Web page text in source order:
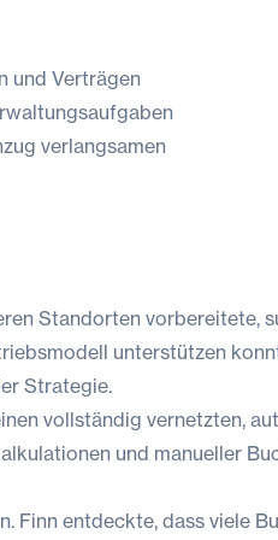
und Verträgen
verlangsamen
Standorten vorbereitete,
unterstützen
Strategie.
vollständig vernetzten,
und manueller
Finn entdeckte, dass viele